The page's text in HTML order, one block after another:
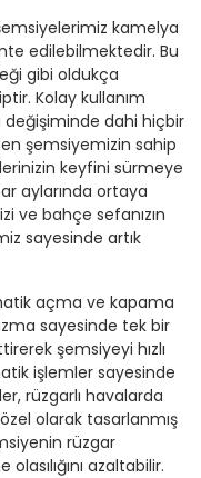
kamelya
edilebilmektedir. Bu
gibi oldukça
Kolay kullanım
değişiminde dahi hiçbir
şemsiyemizin sahip
keyfini sürmeye
aylarında ortaya
ve bahçe sefanızın
sayesinde artık
açma ve kapama
sayesinde tek bir
şemsiyeyi hızlı
işlemler sayesinde
rüzgarlı havalarda
olarak tasarlanmış
rüzgar
azaltabilir.